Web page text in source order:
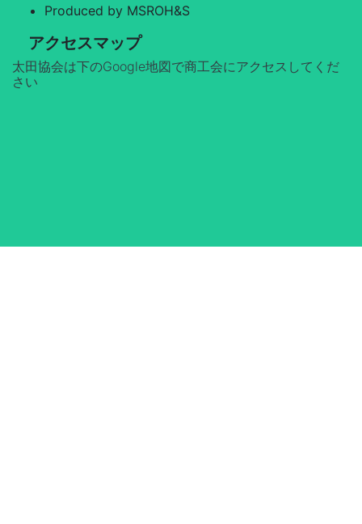
Produced by MSROH&S
アクセスマップ
太田協会は下のGoogle地図で商工会にアクセスしてくだ
さい